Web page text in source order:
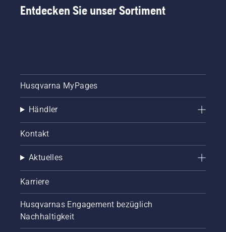
Entdecken Sie unser Sortiment
Husqvarna MyPages
Händler
Kontakt
Aktuelles
Karriere
Husqvarnas Engagement bezüglich
Nachhaltigkeit